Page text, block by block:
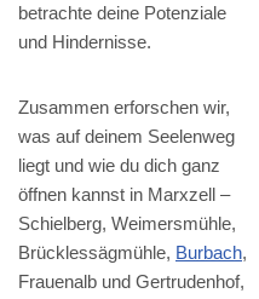
betrachte deine Potenziale
und Hindernisse.
Zusammen erforschen wir,
was auf deinem Seelenweg
liegt und wie du dich ganz
öffnen kannst in Marxzell –
Schielberg, Weimersmühle,
Brücklessägmühle, Burbach,
Frauenalb und Gertrudenhof,